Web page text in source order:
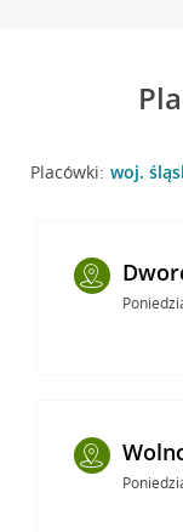
Placówki: woj.